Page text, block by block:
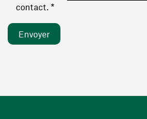
contact. *